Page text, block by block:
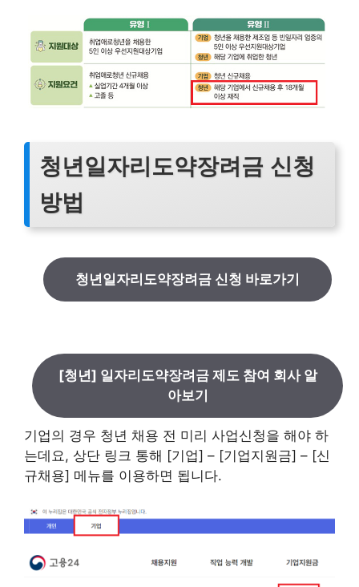
청년일자리도약장려금 신청
방법
청년일자리도약장려금 신청 바로가기
[청년] 일자리도약장려금 제도 참여 회사 알
아보기
기업의 경우 청년 채용 전 미리 사업신청을 해야 하
는데요, 상단 링크 통해 [기업] – [기업지원금] – [신
규채용] 메뉴를 이용하면 됩니다.